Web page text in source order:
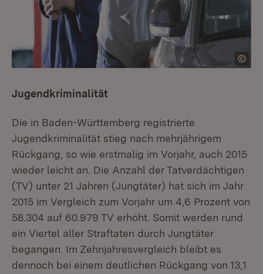
Jugendkriminalität
Die in Baden-Württemberg registrierte
Jugendkriminalität stieg nach mehrjährigem
Rückgang, so wie erstmalig im Vorjahr, auch 2015
wieder leicht an. Die Anzahl der Tatverdächtigen
(TV) unter 21 Jahren (Jungtäter) hat sich im Jahr
2015 im Vergleich zum Vorjahr um 4,6 Prozent von
58.304 auf 60.979 TV erhöht. Somit werden rund
ein Viertel aller Straftaten durch Jungtäter
begangen. Im Zehnjahresvergleich bleibt es
dennoch bei einem deutlichen Rückgang von 13,1